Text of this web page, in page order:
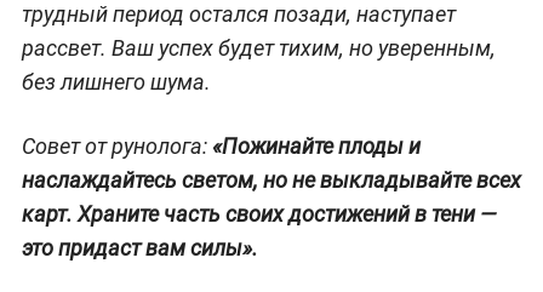
трудный период остался позади, наступает
рассвет. Ваш успех будет тихим, но уверенным,
без лишнего шума.
Совет от рунолога:«Пожинайте плоды и
наслаждайтесь светом, но не выкладывайте всех
карт. Храните часть своих достижений в тени —
это придаст вам силы».